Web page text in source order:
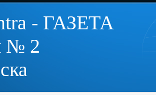
- ГАЗЕТА
№ 2